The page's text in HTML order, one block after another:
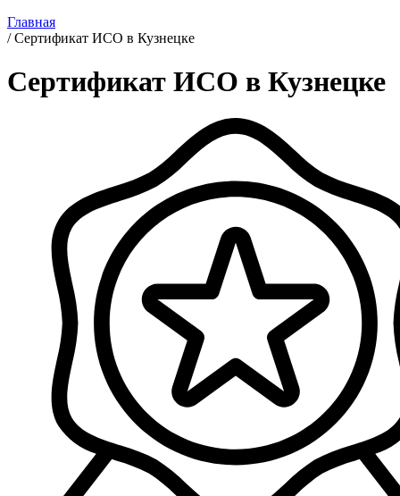
Главная
/Сертификат ИСО в Кузнецке
Сертификат ИСО в Кузнецке